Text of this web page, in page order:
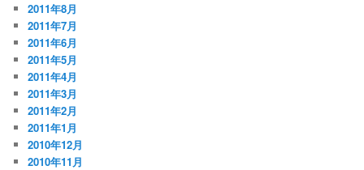
2011年8月
2011年7月
2011年6月
2011年5月
2011年4月
2011年3月
2011年2月
2011年1月
2010年12月
2010年11月